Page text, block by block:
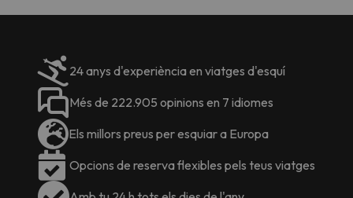
24 anys d'experiència en viatges d'esquí
Més de 222.905 opinions en 7 idiomes
Els millors preus per esquiar a Europa
Opcions de reserva flexibles pels teus viatges